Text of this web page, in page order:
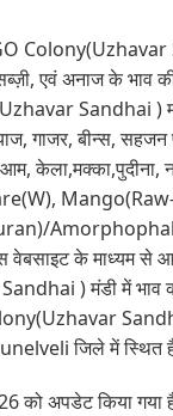
एवं अनाज के भाव
Sandhai )
गाजर, बीन्स,
केला,मक्का,पुदीना,
वेबसाइट के माध्यम से
) मंडी में भाव
जिले में स्थित
को अपडेट किया गया